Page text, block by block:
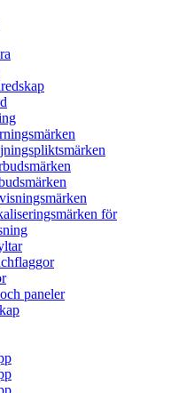
för
paneler